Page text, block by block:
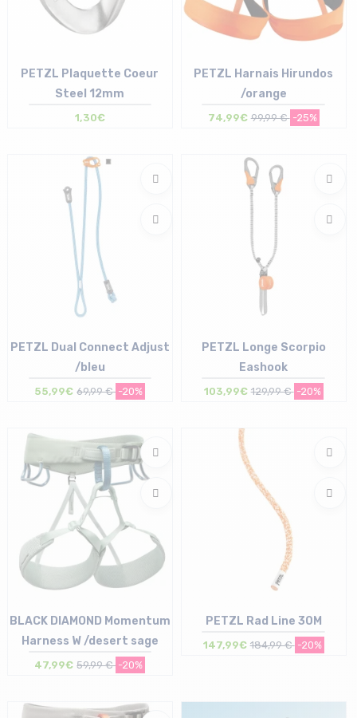
T.U
PETZL Plaquette Coeur
Steel 12mm
1,30€
XS | M | L
PETZL Harnais Hirundos
/orange
74,99€ 99,99 € -25%
T.U
PETZL Dual Connect Adjust
/bleu
55,99€ 69,99 € -20%
PETZL Longe Scorpio
Eashook
103,99€ 129,99 € -20%
XS | S | L
BLACK DIAMOND Momentum
Harness W /desert sage
47,99€ 59,99 € -20%
PETZL Rad Line 30M
147,99€ 184,99 € -20%